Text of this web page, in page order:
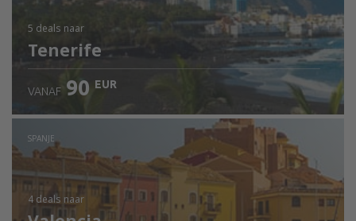
5 deals naar
Tenerife
VANAF 90 EUR
SPANJE
4 deals naar